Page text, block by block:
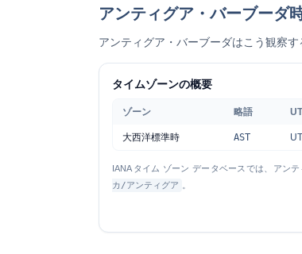
アンティグア・バーブーダ
アンティグア・バーブーダはこう観察す
タイムゾーンの概要
ゾーン 略語
大西洋標準時 AST
IANA タイム ゾーン データベースでは、アン
カ/アンティグア